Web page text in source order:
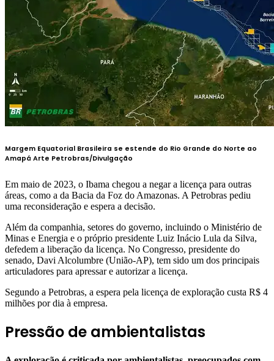
Margem Equatorial Brasileira se estende do Rio Grande do Norte ao
Amapá Arte Petrobras/Divulgação
Em maio de 2023, o Ibama chegou a negar a licença para outras
áreas, como a da Bacia da Foz do Amazonas. A Petrobras pediu
uma reconsideração e espera a decisão.
Além da companhia, setores do governo, incluindo o Ministério de
Minas e Energia e o próprio presidente Luiz Inácio Lula da Silva,
defedem a liberação da licença. No Congresso, presidente do
senado, Davi Alcolumbre (União-AP), tem sido um dos principais
articuladores para apressar e autorizar a licença.
Segundo a Petrobras, a espera pela licença de exploração custa R$ 4
milhões por dia à empresa.
Pressão de ambientalistas